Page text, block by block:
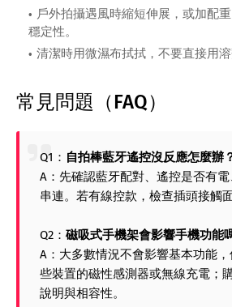
戶外拍攝遇風時縮短伸展，或加配
穩定性。
清潔時用微濕布拭拭，不要直接用溶
常見問題（FAQ）
Q1： 自拍棒藍牙遙控沒反應怎麼辦
A：先確認藍牙配對、遙控是否有
串連。若有線控款，檢查插頭接觸
Q2： 磁吸式手機架會影響手機功能
A：大多數情況不會影響基本功能
些裝置的磁性感測器或無線充電；
說明與相容性。